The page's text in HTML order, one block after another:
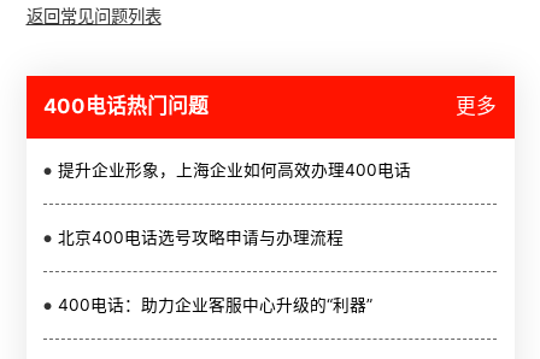
返回常见问题列表
400电话热门问题 更多
提升企业形象，上海企业如何高效办理400电话
北京400电话选号攻略申请与办理流程
400电话：助力企业客服中心升级的“利器”